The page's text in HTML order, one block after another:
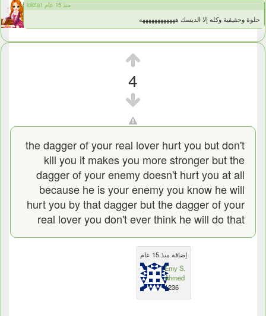
loleta1 منذ 15 عام
حلوة وحقيقية وكله إلا الديسك ههههههههههههه
4
the dagger of your real lover hurt you but don't
kill you it makes you more stronger but the
dagger of your enemy doesn't hurt you at all
because he is your enemy you know he will
hurt you by that dagger but the dagger of your
real lover you don't ever think he will do that
إضافة منذ 15 عام
Emy S.
Ahmed
1236